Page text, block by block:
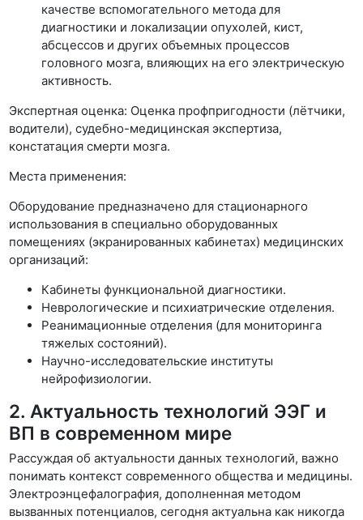
качестве вспомогательного метода для
диагностики и локализации опухолей, кист,
абсцессов и других объемных процессов
головного мозга, влияющих на его электрическую
активность.
Экспертная оценка: Оценка профпригодности (лётчики,
водители), судебно-медицинская экспертиза,
констатация смерти мозга.
Места применения:
Оборудование предназначено для стационарного
использования в специально оборудованных
помещениях (экранированных кабинетах) медицинских
организаций:
Кабинеты функциональной диагностики.
Неврологические и психиатрические отделения.
Реанимационные отделения (для мониторинга
тяжелых состояний).
Научно-исследовательские институты
нейрофизиологии.
2. Актуальность технологий ЭЭГ и
ВП в современном мире
Рассуждая об актуальности данных технологий, важно
понимать контекст современного общества и медицины.
Электроэнцефалография, дополненная методом
вызванных потенциалов, сегодня актуальна как никогда